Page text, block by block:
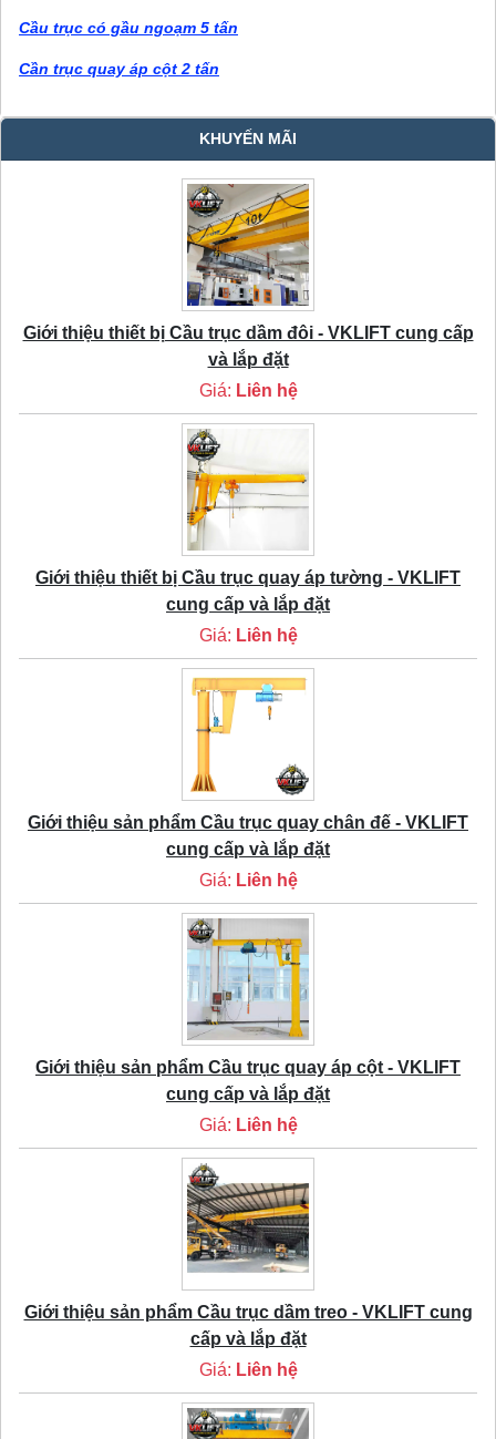
Cầu trục có gầu ngoạm 5 tấn
Cần trục quay áp cột 2 tấn
KHUYẾN MÃI
Giới thiệu thiết bị Cầu trục dầm đôi - VKLIFT cung cấp
và lắp đặt
Giá: Liên hệ
Giới thiệu thiết bị Cầu trục quay áp tường - VKLIFT
cung cấp và lắp đặt
Giá: Liên hệ
Giới thiệu sản phẩm Cầu trục quay chân đế - VKLIFT
cung cấp và lắp đặt
Giá: Liên hệ
Giới thiệu sản phẩm Cầu trục quay áp cột - VKLIFT
cung cấp và lắp đặt
Giá: Liên hệ
Giới thiệu sản phẩm Cầu trục dầm treo - VKLIFT cung
cấp và lắp đặt
Giá: Liên hệ